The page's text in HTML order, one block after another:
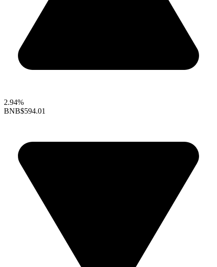
2.94%
BNB$594.01